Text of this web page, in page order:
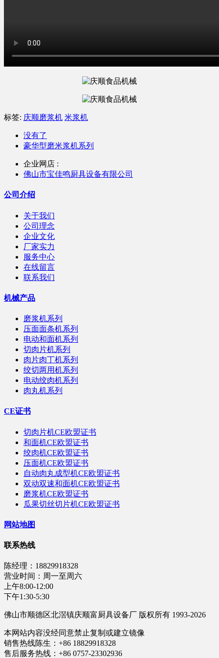
标签: 庆顺磨浆机 米浆机
没有了
豪华型磨米浆机系列
企业网店 :
佛山市宝佳鸣厨具设备有限公司
公司介绍
关于我们
公司理念
企业文化
厂家实力
服务中心
在线留言
联系我们
机械产品
磨浆机系列
压面面条机系列
电动和面机系列
切肉片机系列
肉片肉丁机系列
绞切两用机系列
电动绞肉机系列
肉丸机系列
CE证书
切肉片机CE欧盟证书
和面机CE欧盟证书
绞肉机CE欧盟证书
压面机CE欧盟证书
自动肉丸成型机CE欧盟证书
双动双速和面机CE欧盟证书
磨浆机CE欧盟证书
瓜果切丝切片机CE欧盟证书
网站地图
联系热线
陈经理：18829918328
营业时间：周一至周六
上午8:00-12:00
下午1:30-5:30
佛山市顺德区北滘镇庆顺富厨具设备厂 版权所有 1993-2026
本网站内容没经同意禁止复制或建立镜像
销售热线陈生：+86 18829918328
售后服务热线：+86 0757-23302936